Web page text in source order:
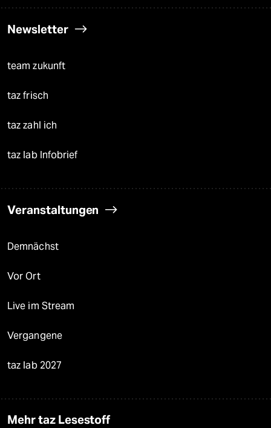
Newsletter
team zukunft
taz frisch
taz zahl ich
taz lab Infobrief
Veranstaltungen
Demnächst
Vor Ort
Live im Stream
Vergangene
taz lab 2027
Mehr taz Lesestoff